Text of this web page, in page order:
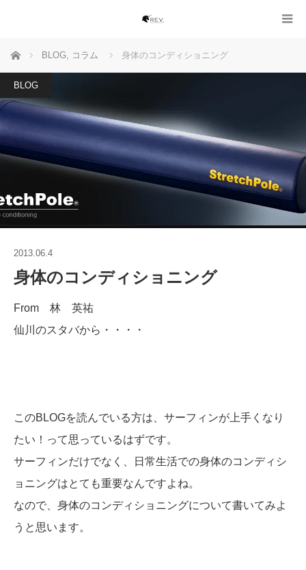
ホーム BLOG, コラム 身体のコンディショニング
BLOG
2013.06.4
身体のコンディショニング
From 林 英祐
仙川のスタバから・・・・
このBLOGを読んでいる方は、サーフィンが上手くなり
たい！って思っているはずです。
サーフィンだけでなく、日常生活での身体のコンディシ
ョニングはとても重要なんですよね。
なので、身体のコンディショニングについて書いてみよ
うと思います。